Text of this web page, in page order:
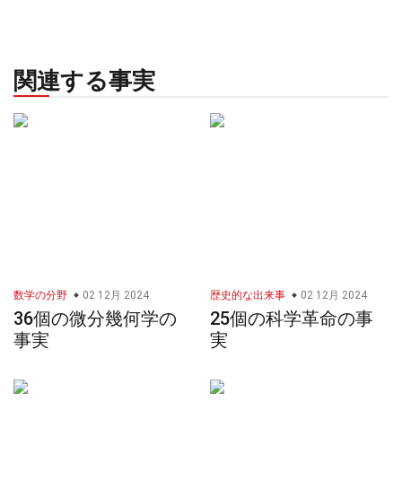
関連する事実
数学の分野 02 12月 2024
36個の微分幾何学の
事実
歴史的な出来事 02 12月 2024
25個の科学革命の事
実